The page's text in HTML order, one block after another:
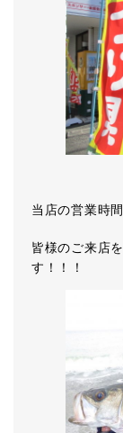
当店の営業時
皆様のご来店
す！！！